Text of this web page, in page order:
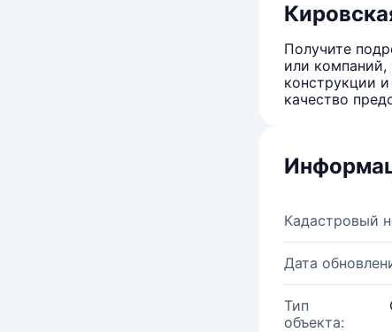
Получите
или компаний,
конструкции
качество
Кадастровый
Дата
Тип
объекта: